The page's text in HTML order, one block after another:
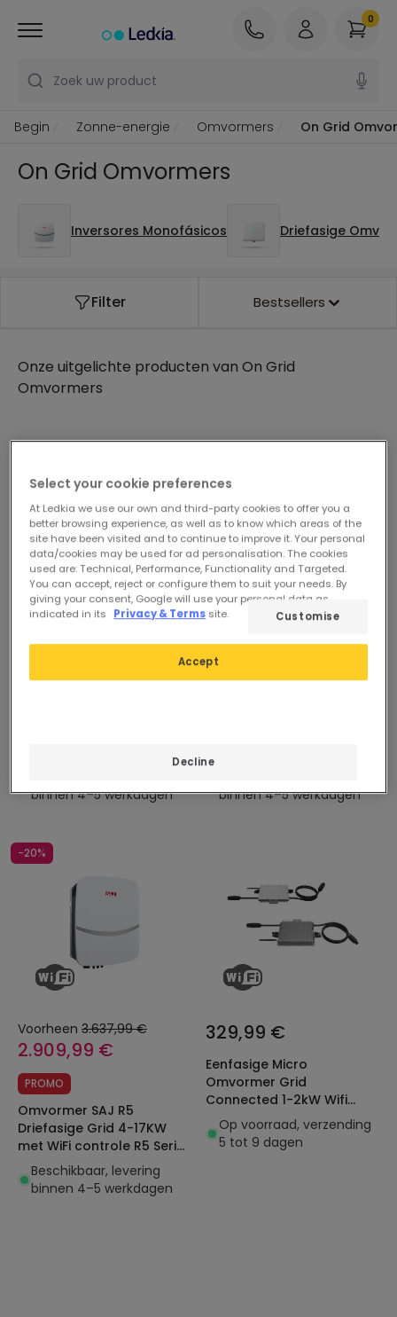
Zoek uw product
0
Begin Zonne-energie Omvormers On Grid
On Grid Omvormers
Inversores Monofásicos Driefasige
Filter Bestsellers
Onze uitgelichte producten van On Grid
Omvormers
binnen 4–5 werkdagen
1.739,99 €
tot 8 kW met Wifi
binnen 4–5 werkdagen
-20%
Voorheen 3.637,99 €
2.909,99 €
PROMO
Omvormer SAJ R5
Driefasige Grid 4-17KW
met WiFi controle R5 Serie
MPPT
Beschikbaar, levering
binnen 4–5 werkdagen
329,99 €
Eenfasige Micro
Omvormer Grid
Connected 1-2kW Wifi
bediening
Op voorraad, verzending
5 tot 9 dagen
Select your cookie preferences
At Ledkia we use our own and third-party cookies to offer you a
better browsing experience, as well as to know which areas of the
site have been visited and to continue to improve it. Your personal
data/cookies may be used for ad personalisation. The cookies
used are: Technical, Performance, Functionality and Targeted.
You can accept, reject or configure them to suit your needs. By
giving your consent, Google will use your personal data as
indicated in its
Privacy & Terms site.
Decline
Accept
Customise